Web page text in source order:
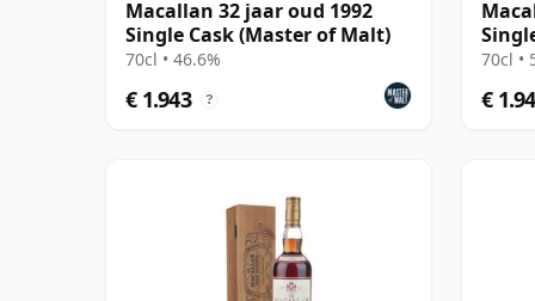
Macallan 32 jaar oud 1992
Single Cask (Master of Malt)
70cl • 46.6%
€ 1.943 ?
70cl •
€